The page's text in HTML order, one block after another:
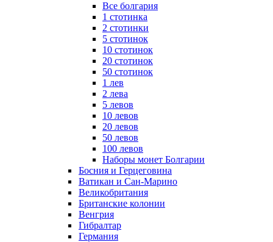
Все болгария
1 стотинка
2 стотинки
5 стотинок
10 стотинок
20 стотинок
50 стотинок
1 лев
2 лева
5 левов
10 левов
20 левов
50 левов
100 левов
Наборы монет Болгарии
Босния и Герцеговина
Ватикан и Сан-Марино
Великобритания
Британские колонии
Венгрия
Гибралтар
Германия